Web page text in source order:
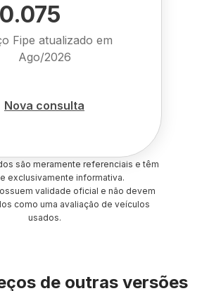
Fipe atualizado em
Ago/2026
Nova consulta
são meramente referenciais e têm
exclusivamente informativa.
validade oficial e não devem
como uma avaliação de veículos
usados.
de outras versões